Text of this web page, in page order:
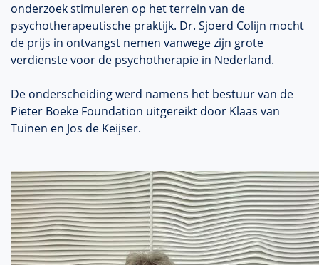
onderzoek stimuleren op het terrein van de
psychotherapeutische praktijk. Dr. Sjoerd Colijn mocht
de prijs in ontvangst nemen vanwege zijn grote
verdienste voor de psychotherapie in Nederland.
De onderscheiding werd namens het bestuur van de
Pieter Boeke Foundation uitgereikt door Klaas van
Tuinen en Jos de Keijser.